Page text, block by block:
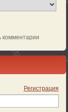
комментарии
Регистрация